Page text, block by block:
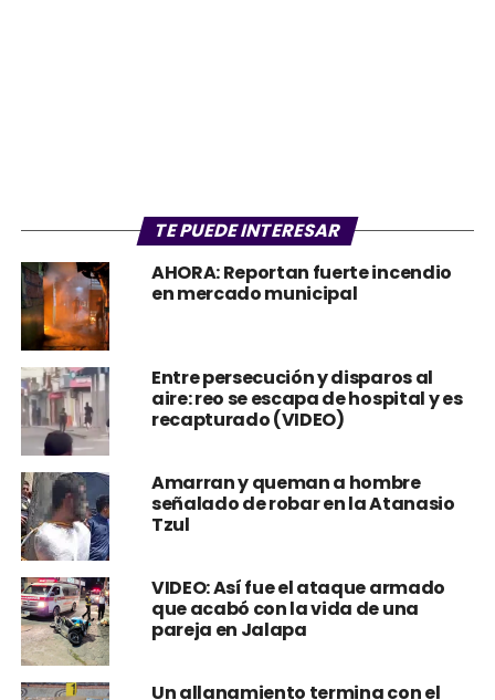
TE PUEDE INTERESAR
AHORA: Reportan fuerte incendio
en mercado municipal
Entre persecución y disparos al
aire: reo se escapa de hospital y es
recapturado (VIDEO)
Amarran y queman a hombre
señalado de robar en la Atanasio
Tzul
VIDEO: Así fue el ataque armado
que acabó con la vida de una
pareja en Jalapa
Un allanamiento termina con el